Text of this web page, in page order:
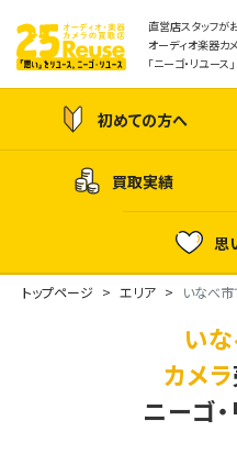
直営店スタッフが
オーディオ楽器カ
「ニーゴ・リユース」
初めての方へ
買取実績
思
トップページ エリア いなべ市
い
カメラ
ニーゴ